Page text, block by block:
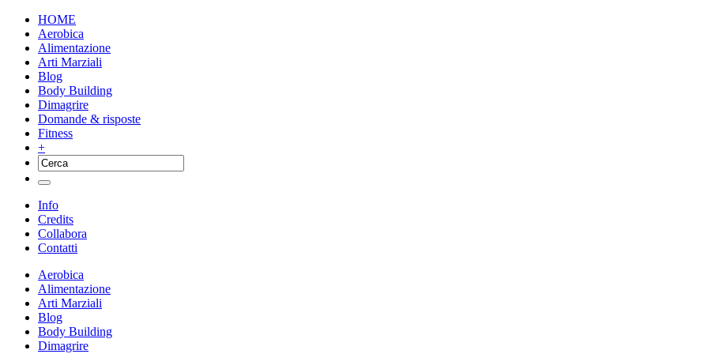
HOME
Aerobica
Alimentazione
Arti Marziali
Blog
Body Building
Dimagrire
Domande & risposte
Fitness
+
Info
Credits
Collabora
Contatti
Aerobica
Alimentazione
Arti Marziali
Blog
Body Building
Dimagrire